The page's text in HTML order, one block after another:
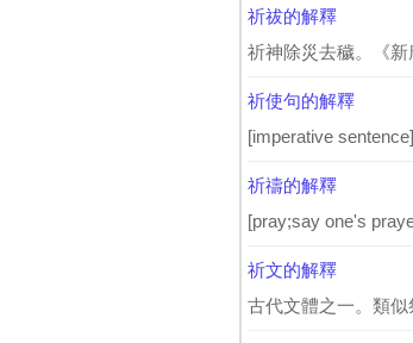
祈祓的解釋
祈神除災去穢。《新
祈使句的解釋
[imperative
祈禱的解釋
[pray;say one's
祈文的解釋
古代文體之一。類似